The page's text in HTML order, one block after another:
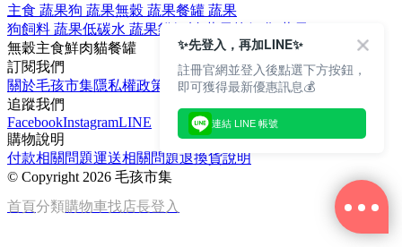
主食 蔬果狗 蔬果無穀 蔬果餐罐 蔬果
狗飼料 蔬果低碳水 蔬果貓飼料 蔬果
無穀主食鮮肉貓餐罐
訂閱我們
關於毛孩市集隱私權政策
文章
追蹤我們
FacebookInstagramLINE
購物說明
付款相關問題運送相關問題退換貨說明
© Copyright 2026 毛孩市集
首頁分類購物車找店長登入
✨先登入，再加LINE✨
註冊官網並登入後點選下方按鈕，
即可獲得最新優惠訊息💰
連結 LINE 帳號